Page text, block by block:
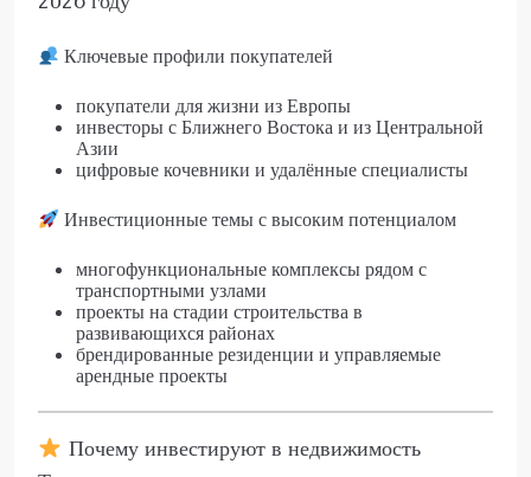
Ключевые профили покупателей
покупатели для жизни из Европы
инвесторы с Ближнего Востока и из Центральной
Азии
цифровые кочевники и удалённые специалисты
Инвестиционные темы с высоким потенциалом
многофункциональные комплексы рядом с
транспортными узлами
проекты на стадии строительства в
развивающихся районах
брендированные резиденции и управляемые
арендные проекты
Почему инвестируют в недвижимость